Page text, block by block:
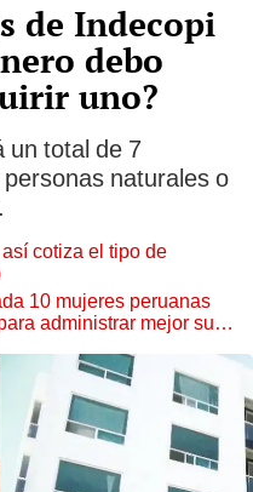
de Indecopi
debo
uno?
un total de 7
naturales o
cotiza el tipo de
10 mujeres peruanas
administrar mejor su